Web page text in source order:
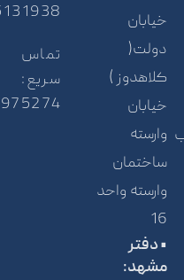
خیابان
دولت(
کلاهدوز )
خیابان
وارسته
ساختمان
وارسته واحد
16
• دفتر
مشهد:
تماس
سریع: